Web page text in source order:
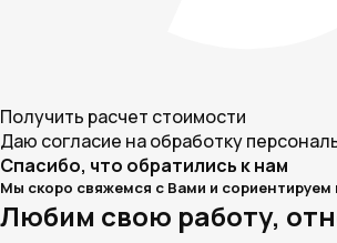
Получить расчет стоимости
Даю согласие на обработку
Спасибо, что обратились к нам
Мы скоро свяжемся с Вами и сориентируем
Любим свою работу,